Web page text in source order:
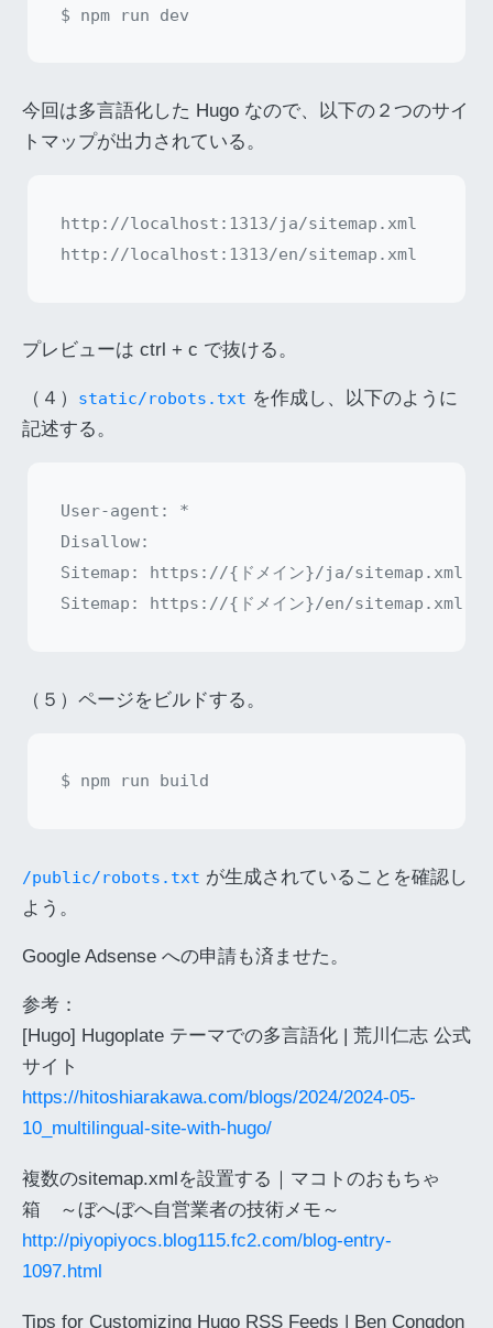
今回は多言語化した Hugo なので、以下の２つのサイ
トマップが出力されている。
http://localhost:1313/ja/sitemap.xml
プレビューは ctrl + c で抜ける。
（４） static/robots.txt を作成し、以下のように
記述する。
User-agent: *
Disallow:
Sitemap: https://{ドメイン}/ja/sitemap.xml
（５）ページをビルドする。
/public/robots.txt が生成されていることを確認し
よう。
Google Adsense への申請も済ませた。
参考：
[Hugo] Hugoplate テーマでの多言語化 | 荒川仁志 公式
サイト
https://hitoshiarakawa.com/blogs/2024/2024-05-
10_multilingual-site-with-hugo/
複数のsitemap.xmlを設置する｜マコトのおもちゃ
箱 ～ぼへぼへ自営業者の技術メモ～
http://piyopiyocs.blog115.fc2.com/blog-entry-
1097.html
Tips for Customizing Hugo RSS Feeds | Ben Congdon